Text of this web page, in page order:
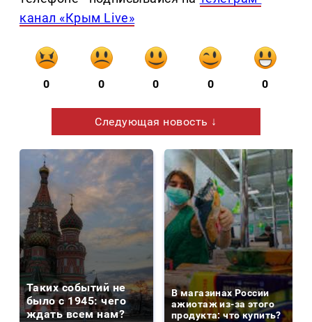
канал «Крым Live»
0 0 0 0 0
Следующая новость ↓
Таких событий не
было с 1945: чего
ждать всем нам?
В магазинах России
ажиотаж из-за этого
продукта: что купить?